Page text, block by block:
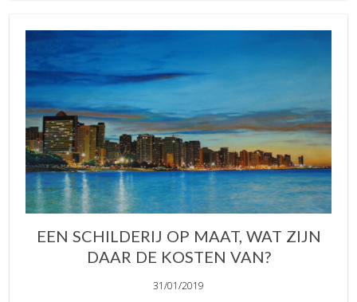
EEN SCHILDERIJ OP MAAT, WAT ZIJN
DAAR DE KOSTEN VAN?
31/01/2019